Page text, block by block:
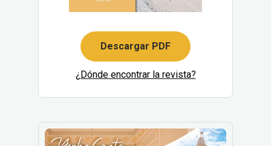
Descargar PDF
¿Dónde encontrar la revista?